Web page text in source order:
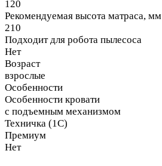
120
Рекомендуемая высота матраса, мм
210
Подходит для робота пылесоса
Нет
Возраст
взрослые
Особенности
Особенности кровати
с подъемным механизмом
Техничка (1С)
Премиум
Нет